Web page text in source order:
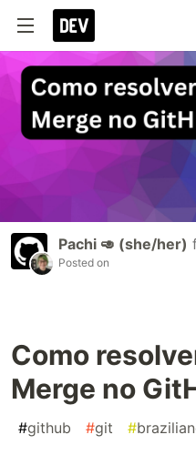
Pachi 🥑 (she/her)
Posted on
Como
Merge no
#github #git #